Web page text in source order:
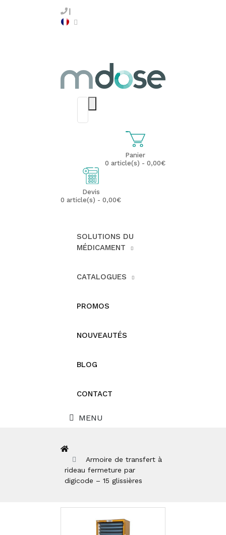
Panier
0 article(s) - 0,00€
Devis
0 article(s) - 0,00€
SOLUTIONS DU
MÉDICAMENT
CATALOGUES
PROMOS
NOUVEAUTÉS
BLOG
CONTACT
MENU
Armoire de transfert à
rideau fermeture par
digicode – 15 glissières